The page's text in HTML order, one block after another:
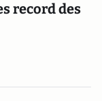
record des